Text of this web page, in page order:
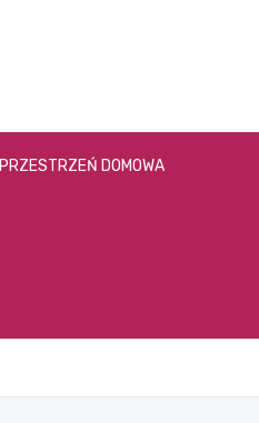
PRZESTRZEŃ DOMOWA